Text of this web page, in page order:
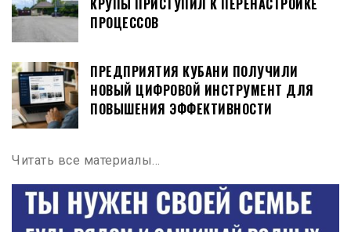
КРУПЫ ПРИСТУПИЛ К ПЕРЕНАСТРОЙКЕ
ПРОЦЕССОВ
ПРЕДПРИЯТИЯ КУБАНИ ПОЛУЧИЛИ
НОВЫЙ ЦИФРОВОЙ ИНСТРУМЕНТ ДЛЯ
ПОВЫШЕНИЯ ЭФФЕКТИВНОСТИ
Читать все материалы…